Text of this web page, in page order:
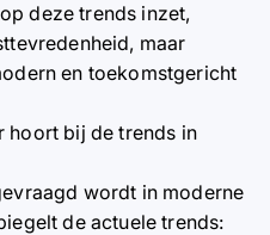
deze trends inzet,
maar
en toekomstgericht
hoort bij de trends in
wordt in moderne
de actuele trends: